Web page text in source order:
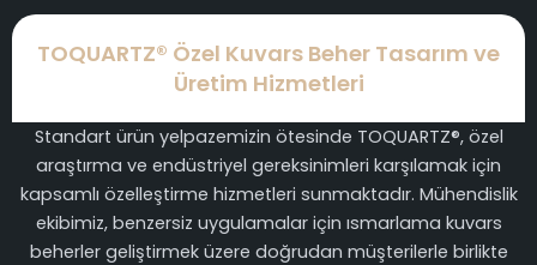
TOQUARTZ® Özel Kuvars Beher Tasarım ve
Üretim Hizmetleri
Standart ürün yelpazemizin ötesinde TOQUARTZ®, özel
araştırma ve endüstriyel gereksinimleri karşılamak için
kapsamlı özelleştirme hizmetleri sunmaktadır. Mühendislik
ekibimiz, benzersiz uygulamalar için ısmarlama kuvars
beherler geliştirmek üzere doğrudan müşterilerle birlikte